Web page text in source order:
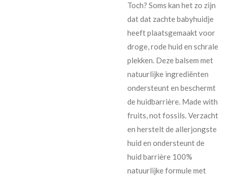
Toch? Soms kan het zo zijn
dat dat zachte babyhuidje
heeft plaatsgemaakt voor
droge, rode huid en schrale
plekken. Deze balsem met
natuurlijke ingrediënten
ondersteunt en beschermt
de huidbarrière. Made with
fruits, not fossils.Verzacht
en herstelt de allerjongste
huid en ondersteunt de
huid barrière 100%
natuurlijke formule met